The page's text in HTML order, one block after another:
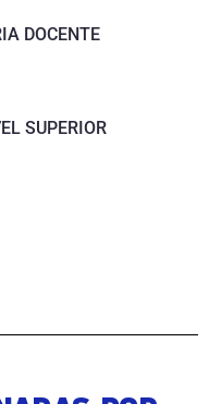
DOCENTE
SUPERIOR